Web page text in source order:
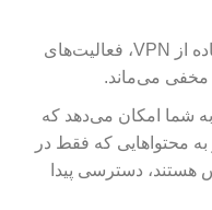
: با استفاده از VPN، فعالیت‌های
: VPN به شما امکان می‌دهد که
محتواهایی که فقط در
دسترسی پیدا